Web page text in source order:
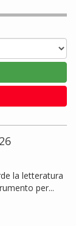
la letteratura
per...